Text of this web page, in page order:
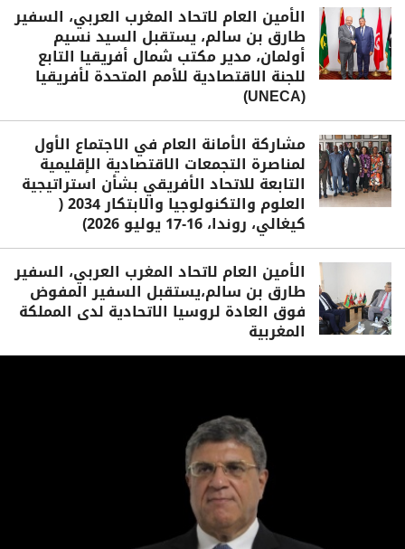
الأمين العام لاتحاد المغرب العربي، السفير
طارق بن سالم، يستقبل السيد نسيم
أولمان، مدير مكتب شمال أفريقيا التابع
للجنة الاقتصادية للأمم المتحدة لأفريقيا
(UNECA)
مشاركة الأمانة العام في الاجتماع الأول
لمناصرة التجمعات الاقتصادية الإقليمية
التابعة للاتحاد الأفريقي بشأن استراتيجية
العلوم والتكنولوجيا والابتكار 2034 (
كيغالي، روندا، 16-17 يوليو 2026)
الأمين العام لاتحاد المغرب العربي، السفير
طارق بن سالم،يستقبل السفير المفوض
فوق العادة لروسيا الاتحادية لدى المملكة
المغربية